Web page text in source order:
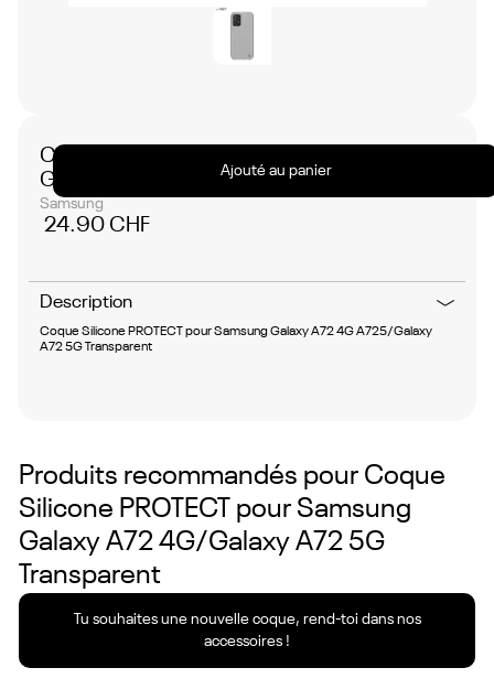
Coque Silicone PROTECT pour Samsung
Galaxy A72 4G/Galaxy A72 5G Transparent
Samsung
24.90 CHF
Description
Coque Silicone PROTECT pour Samsung Galaxy A72 4G A725/Galaxy
A72 5G Transparent
Ajouté au panier
Produits recommandés pour Coque
Silicone PROTECT pour Samsung
Galaxy A72 4G/Galaxy A72 5G
Transparent
Tu souhaites une nouvelle coque, rend-toi dans nos
accessoires !